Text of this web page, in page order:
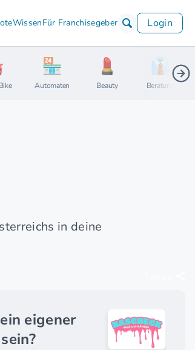
WissenFür Franchisegeber Login
Automaten Beauty Beratung
in deine
eigener